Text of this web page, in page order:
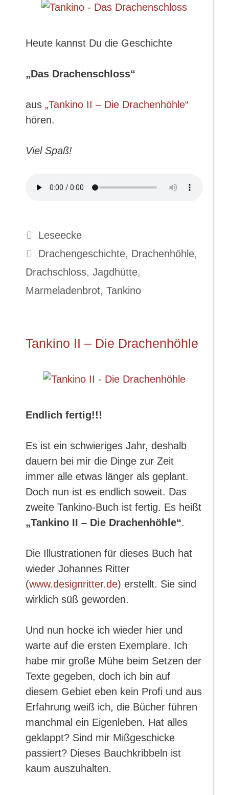
Heute kannst Du die Geschichte
„Das Drachenschloss“
aus „Tankino II – Die Drachenhöhle“
hören.
Viel Spaß!
Kategorien
Leseecke
Schlagwörter
Drachengeschichte, Drachenhöhle,
Drachschloss, Jagdhütte,
Marmeladenbrot, Tankino
Tankino II – Die Drachenhöhle
Endlich fertig!!!
Es ist ein schwieriges Jahr, deshalb
dauern bei mir die Dinge zur Zeit
immer alle etwas länger als geplant.
Doch nun ist es endlich soweit. Das
zweite Tankino-Buch ist fertig. Es heißt
„Tankino II – Die Drachenhöhle“.
Die Illustrationen für dieses Buch hat
wieder Johannes Ritter
(www.designritter.de) erstellt. Sie sind
wirklich süß geworden.
Und nun hocke ich wieder hier und
warte auf die ersten Exemplare. Ich
habe mir große Mühe beim Setzen der
Texte gegeben, doch ich bin auf
diesem Gebiet eben kein Profi und aus
Erfahrung weiß ich, die Bücher führen
manchmal ein Eigenleben. Hat alles
geklappt? Sind mir Mißgeschicke
passiert? Dieses Bauchkribbeln ist
kaum auszuhalten.